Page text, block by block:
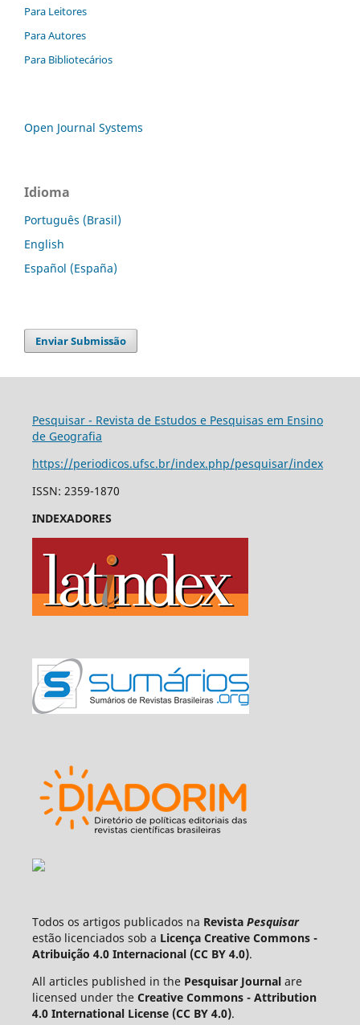
Para Leitores
Para Autores
Para Bibliotecários
Open Journal Systems
Idioma
Português (Brasil)
English
Español (España)
Enviar Submissão
Pesquisar - Revista de Estudos e Pesquisas em Ensino
de Geografia
https://periodicos.ufsc.br/index.php/pesquisar/index
ISSN: 2359-1870
INDEXADORES
Todos os artigos publicados na Revista Pesquisar
estão licenciados sob a Licença Creative Commons -
Atribuição 4.0 Internacional (CC BY 4.0).
All articles published in the Pesquisar Journalare
licensed under the Creative Commons - Attribution
4.0 International License (CC BY 4.0).